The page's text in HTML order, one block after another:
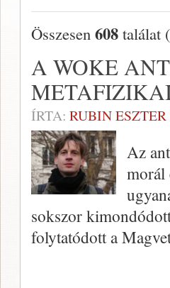
Összesen 608 találat (
A WOKE
ÍRTA: RUBIN ESZTER
Az
morál
sokszor
folytatódott a